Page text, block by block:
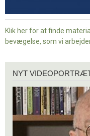
Klik her for at finde
bevægelse, som vi
videoportræt
NYT